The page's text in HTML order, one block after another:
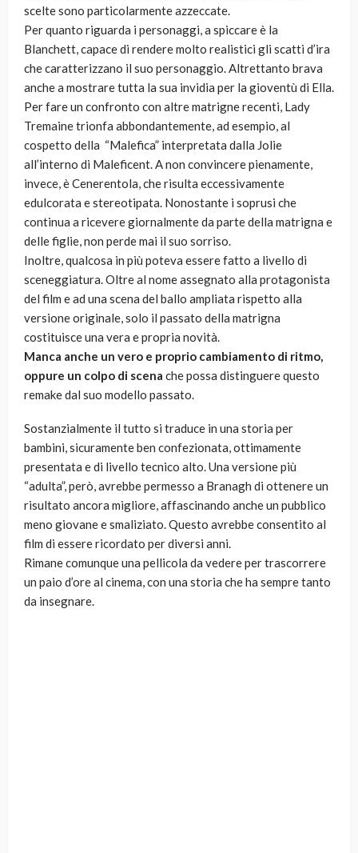
scelte sono particolarmente azzeccate.
Per quanto riguarda i personaggi, a spiccare è la
Blanchett, capace di rendere molto realistici gli scatti d’ira
che caratterizzano il suo personaggio. Altrettanto brava
anche a mostrare tutta la sua invidia per la gioventù di Ella.
Per fare un confronto con altre matrigne recenti, Lady
Tremaine trionfa abbondantemente, ad esempio, al
cospetto della “Malefica” interpretata dalla Jolie
all’interno di Maleficent. A non convincere pienamente,
invece, è Cenerentola, che risulta eccessivamente
edulcorata e stereotipata. Nonostante i soprusi che
continua a ricevere giornalmente da parte della matrigna e
delle figlie, non perde mai il suo sorriso.
Inoltre, qualcosa in più poteva essere fatto a livello di
sceneggiatura. Oltre al nome assegnato alla protagonista
del film e ad una scena del ballo ampliata rispetto alla
versione originale, solo il passato della matrigna
costituisce una vera e propria novità.
Manca anche un vero e proprio cambiamento di ritmo,
oppure un colpo di scena che possa distinguere questo
remake dal suo modello passato.
Sostanzialmente il tutto si traduce in una storia per
bambini, sicuramente ben confezionata, ottimamente
presentata e di livello tecnico alto. Una versione più
“adulta”, però, avrebbe permesso a Branagh di ottenere un
risultato ancora migliore, affascinando anche un pubblico
meno giovane e smaliziato. Questo avrebbe consentito al
film di essere ricordato per diversi anni.
Rimane comunque una pellicola da vedere per trascorrere
un paio d’ore al cinema, con una storia che ha sempre tanto
da insegnare.